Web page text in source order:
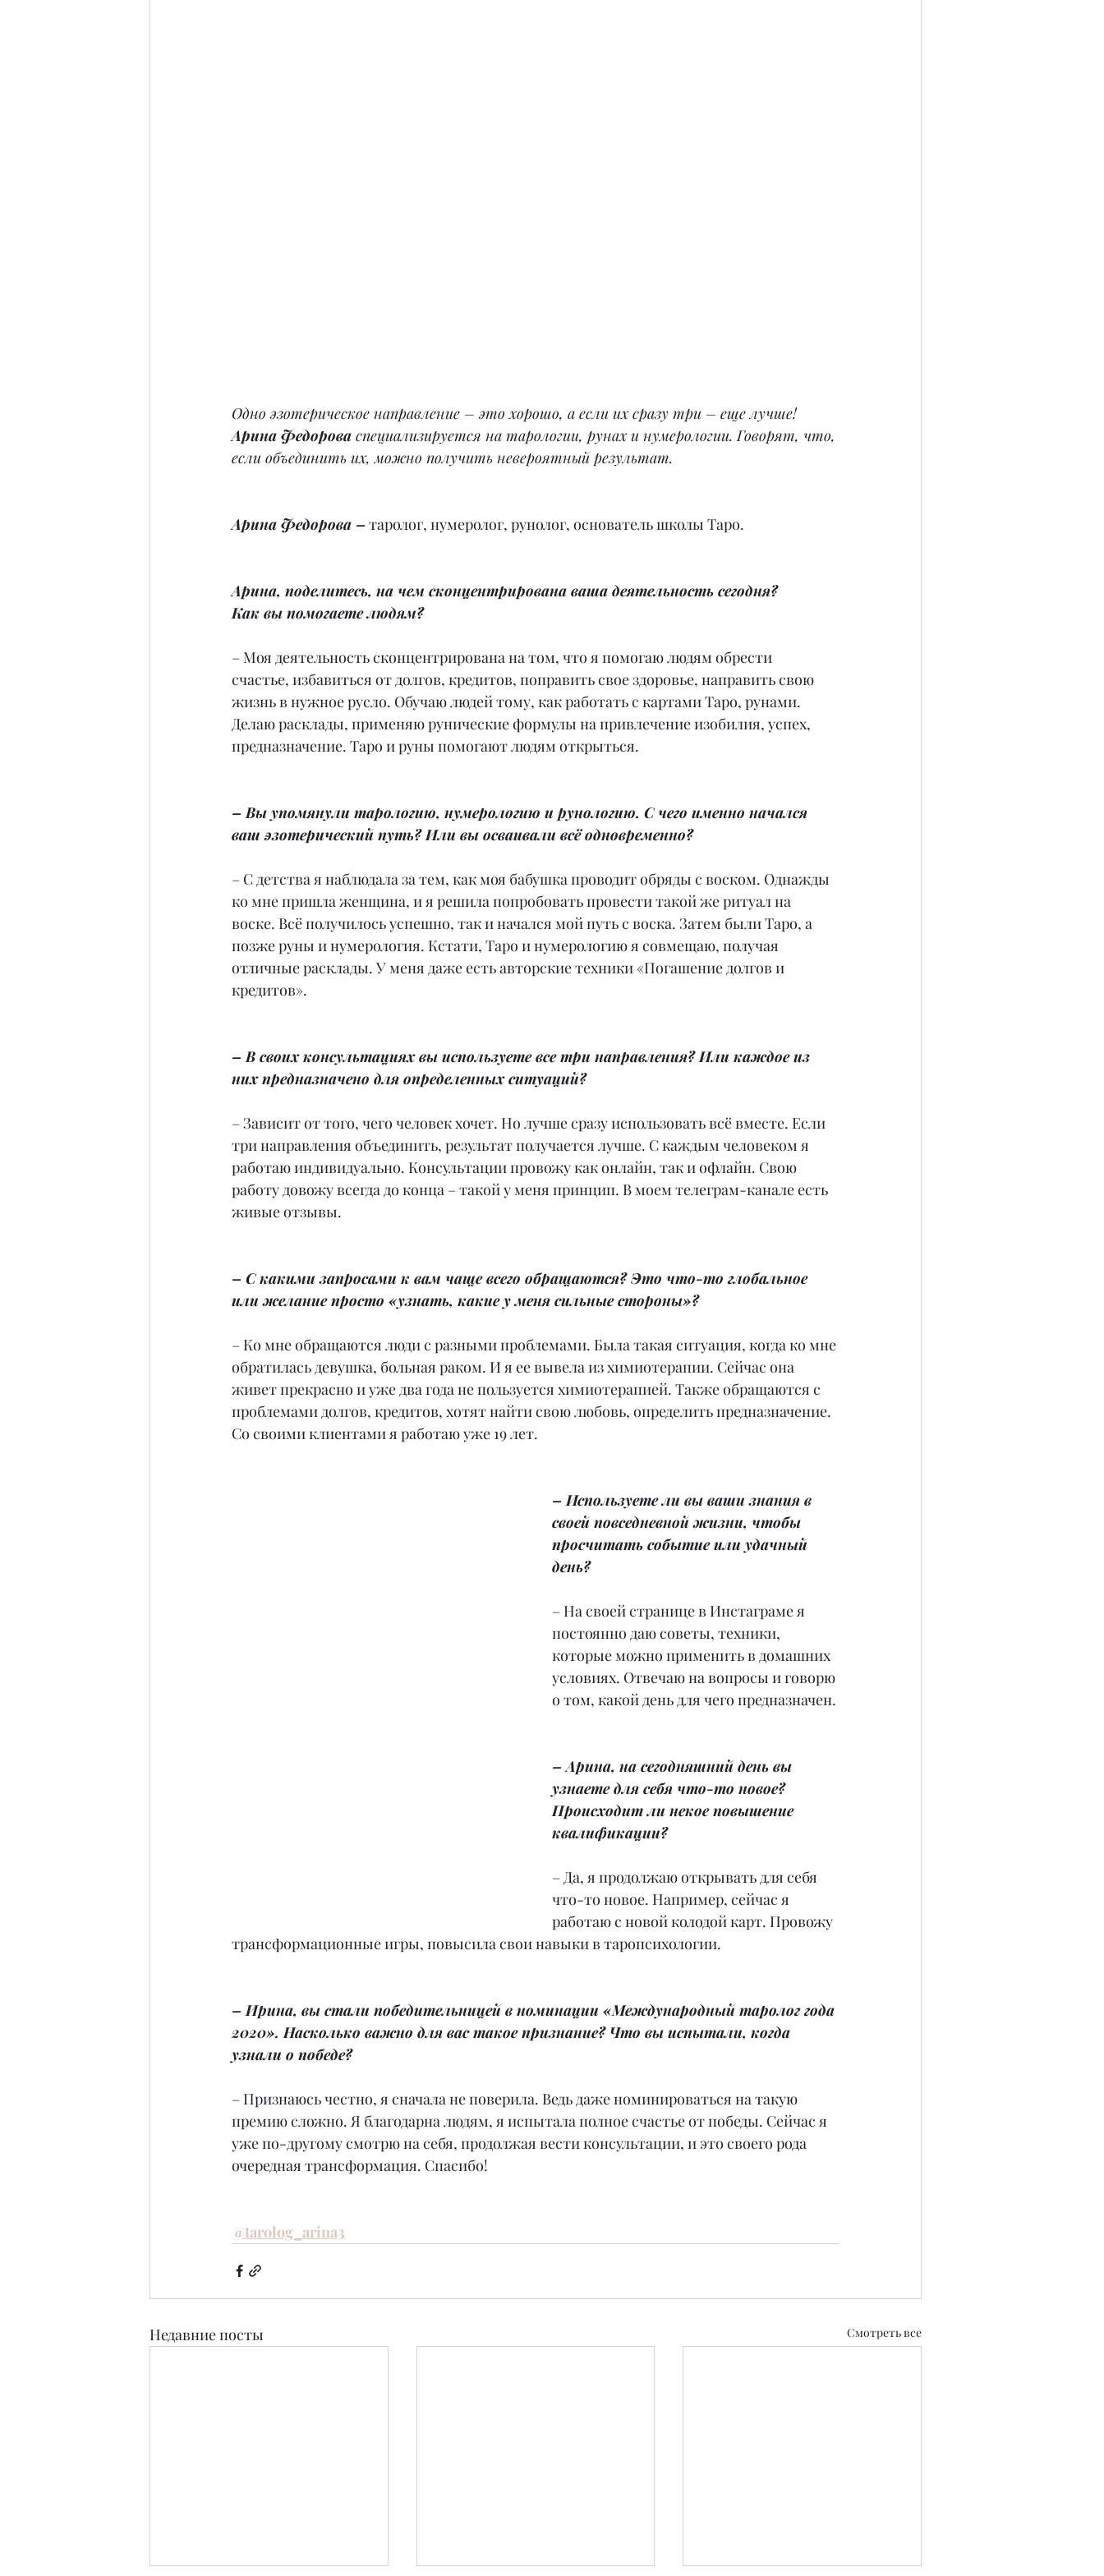
Одно эзотерическое направление – это хорошо, а если их сразу три – еще лучше!
Арина Федорова специализируется на тарологии, рунах и нумерологии. Говорят, что,
если объединить их, можно получить невероятный результат.
Арина Федорова – таролог, нумеролог, рунолог, основатель школы Таро.
Арина, поделитесь, на чем сконцентрирована ваша деятельность сегодня?
Как вы помогаете людям?
– Моя деятельность сконцентрирована на том, что я помогаю людям обрести
счастье, избавиться от долгов, кредитов, поправить свое здоровье, направить свою
жизнь в нужное русло. Обучаю людей тому, как работать с картами Таро, рунами.
Делаю расклады, применяю рунические формулы на привлечение изобилия, успех,
предназначение. Таро и руны помогают людям открыться.
– Вы упомянули тарологию, нумерологию и рунологию. С чего именно начался
ваш эзотерический путь? Или вы осваивали всё одновременно?
– С детства я наблюдала за тем, как моя бабушка проводит обряды с воском. Однажды
ко мне пришла женщина, и я решила попробовать провести такой же ритуал на
воске. Всё получилось успешно, так и начался мой путь с воска. Затем были Таро, а
позже руны и нумерология. Кстати, Таро и нумерологию я совмещаю, получая
отличные расклады. У меня даже есть авторские техники «Погашение долгов и
кредитов».
– В своих консультациях вы используете все три направления? Или каждое из
них предназначено для определенных ситуаций?
– Зависит от того, чего человек хочет. Но лучше сразу использовать всё вместе. Если
три направления объединить, результат получается лучше. С каждым человеком я
работаю индивидуально. Консультации провожу как онлайн, так и офлайн. Свою
работу довожу всегда до конца – такой у меня принцип. В моем телеграм-канале есть
живые отзывы.
– С какими запросами к вам чаще всего обращаются? Это что-то глобальное
или желание просто «узнать, какие у меня сильные стороны»?
– Ко мне обращаются люди с разными проблемами. Была такая ситуация, когда ко мне
обратилась девушка, больная раком. И я ее вывела из химиотерапии. Сейчас она
живет прекрасно и уже два года не пользуется химиотерапией. Также обращаются с
проблемами долгов, кредитов, хотят найти свою любовь, определить предназначение.
Со своими клиентами я работаю уже 19 лет.
– Используете ли вы ваши знания в
своей повседневной жизни, чтобы
просчитать событие или удачный
день?
– На своей странице в Инстаграме я
постоянно даю советы, техники,
которые можно применить в домашних
условиях. Отвечаю на вопросы и говорю
о том, какой день для чего предназначен.
– Арина, на сегодняшний день вы
узнаете для себя что-то новое?
Происходит ли некое повышение
квалификации?
– Да, я продолжаю открывать для себя
что-то новое. Например, сейчас я
работаю с новой колодой карт. Провожу
трансформационные игры, повысила свои навыки в таропсихологии.
– Ирина, вы стали победительницей в номинации «Международный таролог года
2020». Насколько важно для вас такое признание? Что вы испытали, когда
узнали о победе?
– Признаюсь честно, я сначала не поверила. Ведь даже номинироваться на такую
премию сложно. Я благодарна людям, я испытала полное счастье от победы. Сейчас я
уже по-другому смотрю на себя, продолжая вести консультации, и это своего рода
очередная трансформация. Спасибо!
@tarolog_arina3
Недавние посты Смотреть все